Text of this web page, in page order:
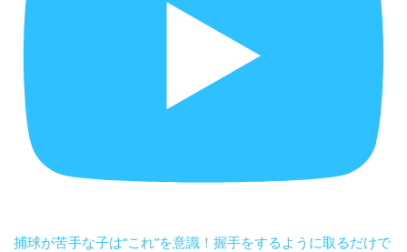
捕球が苦手な子は“これ”を意識！握手をするように取るだけで